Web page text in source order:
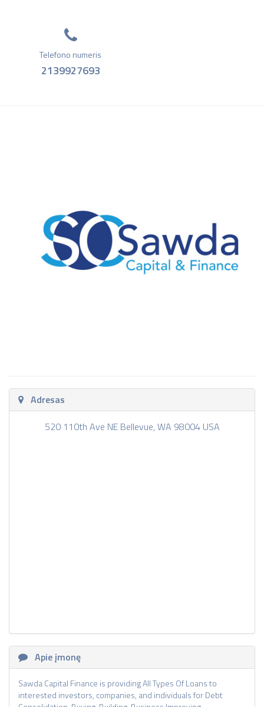
Telefono numeris
2139927693
Adresas
520 110th Ave NE Bellevue, WA 98004 USA
Apie įmonę
Sawda Capital Finance is providing All Types Of Loans to
interested investors, companies, and individuals for Debt